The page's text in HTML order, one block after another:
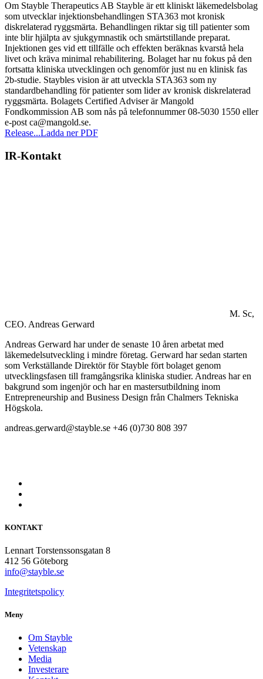
Om Stayble Therapeutics AB Stayble är ett kliniskt läkemedelsbolag
som utvecklar injektionsbehandlingen STA363 mot kronisk
diskrelaterad ryggsmärta. Behandlingen riktar sig till patienter som
inte blir hjälpta av sjukgymnastik och smärtstillande preparat.
Injektionen ges vid ett tillfälle och effekten beräknas kvarstå hela
livet och kräva minimal rehabilitering. Bolaget har nu fokus på den
fortsatta kliniska utvecklingen och genomför just nu en klinisk fas
2b-studie. Staybles vision är att utveckla STA363 som ny
standardbehandling för patienter som lider av kronisk diskrelaterad
ryggsmärta. Bolagets Certified Adviser är Mangold
Fondkommission AB som nås på telefonnummer 08-5030 1550 eller
e-post ca@mangold.se.
Release...Ladda ner PDF
IR-Kontakt
M. Sc,
CEO. Andreas Gerward
Andreas Gerward har under de senaste 10 åren arbetat med
läkemedelsutveckling i mindre företag. Gerward har sedan starten
som Verkställande Direktör för Stayble fört bolaget genom
utvecklingsfasen till framgångsrika kliniska studier. Andreas har en
bakgrund som ingenjör och har en mastersutbildning inom
Entrepreneurship and Business Design från Chalmers Tekniska
Högskola.
andreas.gerward@stayble.se +46 (0)730 808 397
KONTAKT
Lennart Torstenssonsgatan 8
412 56 Göteborg
info@stayble.se
Integritetspolicy
Meny
Om Stayble
Vetenskap
Media
Investerare